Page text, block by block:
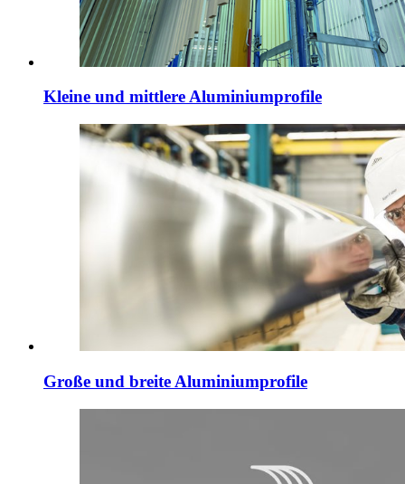
Kleine und mittlere Aluminiumprofile
Große und breite Aluminiumprofile